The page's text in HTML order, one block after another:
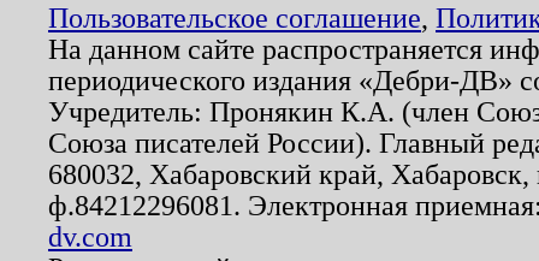
Пользовательское соглашение,
На данном сайте распространяется
периодического издания «Дебри-ДВ»
Учредитель: Пронякин К.А. (член
Союза писателей России). Главный
680032, Хабаровский край,
ф.84212296081. Электронная
dv.com